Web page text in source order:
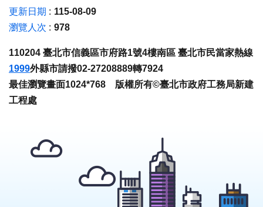
更新日期
115-08-09
瀏覽人次
978
110204 臺北市信義區市府路1號4樓南區 臺北市民當家熱線
1999外縣市請撥02-27208889轉7924
最佳瀏覽畫面1024*768 版權所有©臺北市政府工務局新建
工程處